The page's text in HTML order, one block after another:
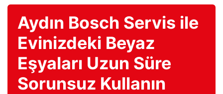
Aydın Bosch Servis ile
Evinizdeki Beyaz
Eşyaları Uzun Süre
Sorunsuz Kullanın